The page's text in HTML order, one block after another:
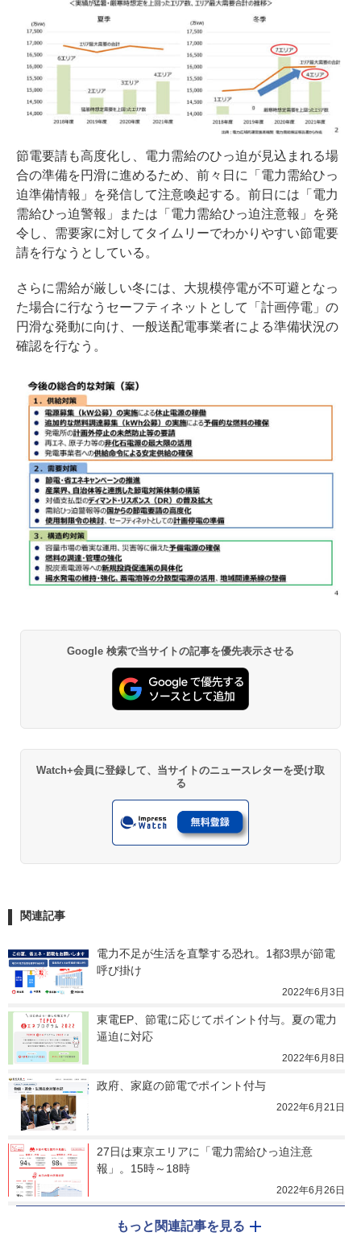
節電要請も高度化し、電力需給のひっ迫が見込まれる場
合の準備を円滑に進めるため、前々日に「電力需給ひっ
迫準備情報」を発信して注意喚起する。前日には「電力
需給ひっ迫警報」または「電力需給ひっ迫注意報」を発
令し、需要家に対してタイムリーでわかりやすい節電要
請を行なうとしている。
さらに需給が厳しい冬には、大規模停電が不可避となっ
た場合に行なうセーフティネットとして「計画停電」の
円滑な発動に向け、一般送配電事業者による準備状況の
確認を行なう。
Google 検索で当サイトの記事を優先表示させる
Watch+会員に登録して、当サイトのニュースレターを受け取
る
関連記事
電力不足が生活を直撃する恐れ。1都3県が節電
呼び掛け
2022年6月3日
東電EP、節電に応じてポイント付与。夏の電力
逼迫に対応
2022年6月8日
政府、家庭の節電でポイント付与
2022年6月21日
27日は東京エリアに「電力需給ひっ迫注意
報」。15時～18時
2022年6月26日
もっと関連記事を見る